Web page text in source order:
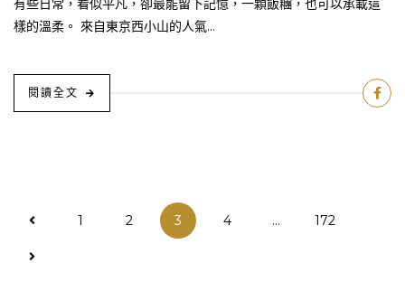
有些日常，看似平凡，卻最能留下記憶，一顆飯糰，也可以承載這
樣的溫柔。 來自東京西小山的人氣...
閱讀全文
文
1 2 3 4 ... 172